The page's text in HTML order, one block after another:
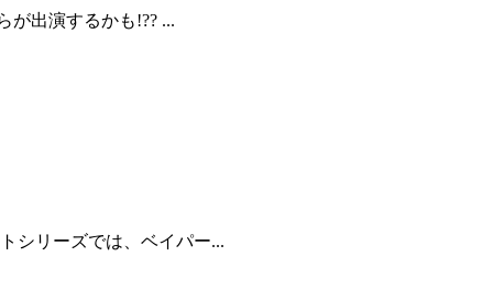
が出演するかも!?? ...
シリーズでは、ベイパー...